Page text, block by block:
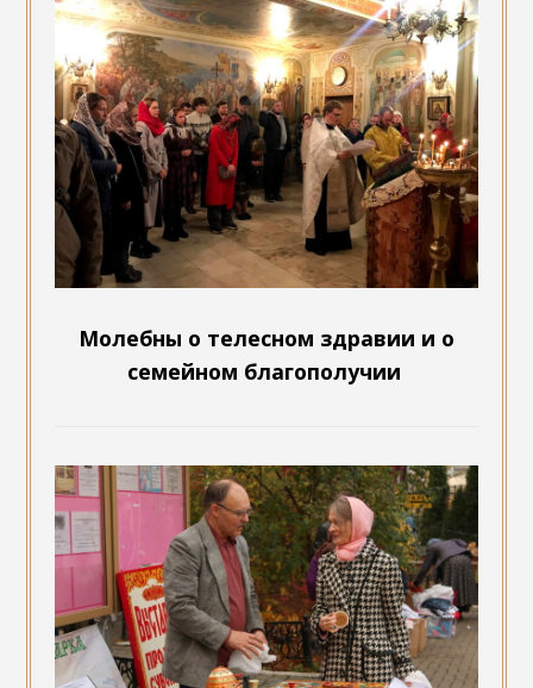
Молебны о телесном здравии и о
семейном благополучии